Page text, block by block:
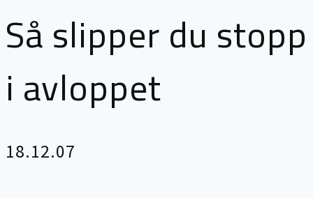
Så slipper du stopp
i avloppet
18.12.07